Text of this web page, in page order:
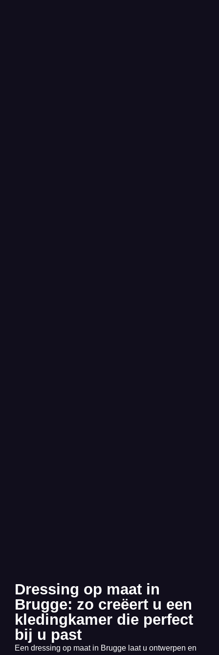
Dressing op maat in
Brugge: zo creëert u een
kledingkamer die perfect
bij u past
Een dressing op maat in Brugge laat u ontwerpen en